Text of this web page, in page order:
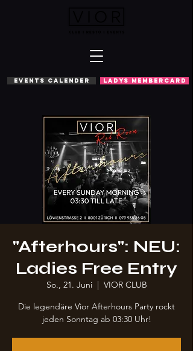
EVENTS CALENDER LADYS MEMBERCARD
"Afterhours": NEU:
Ladies Free Entry
So., 21. Juni
  |
VIOR CLUB
Die legendäre Vior Afterhours Party rockt
jeden Sonntag ab 03:30 Uhr!